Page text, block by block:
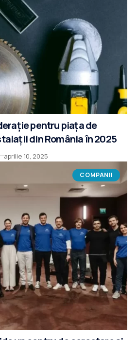
pentru piața de
din România în 2025
aprilie 10, 2025
COMPANII